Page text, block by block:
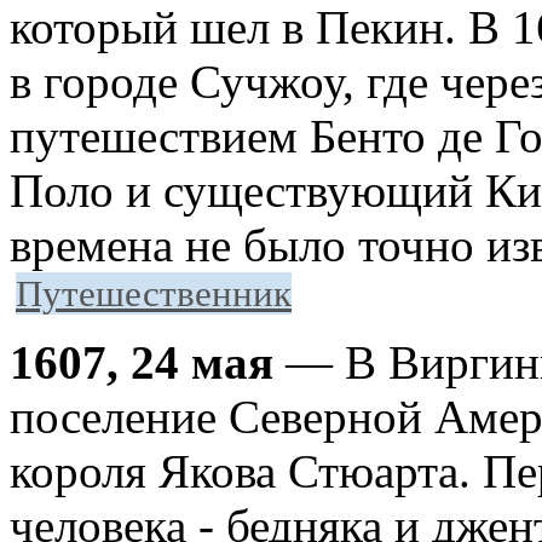
который шел в Пекин. В
в городе Сучжоу, где
путешествием Бенто де
Поло и существующий
времена не было точно
Путешественник
1607, 24 мая — В
поселение Северной
короля Якова Стюарта.
человека - бедняка и